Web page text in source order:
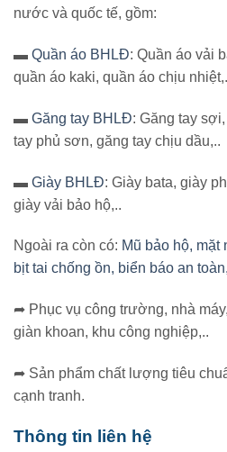
nước và quốc tế, gồm:
▬ Quần áo BHLĐ: Quần áo vải
quần áo kaki, quần áo chịu
▬ Găng tay BHLĐ: Găng tay
tay phủ sơn, găng tay chịu dầu,..
▬ Giày BHLĐ: Giày bata, giày
giày vải bảo hộ,..
Ngoài ra còn có: Mũ bảo hộ, mặt
bịt tai chống ồn, biển báo an
➦ Phục vụ công trường, nhà
giàn khoan, khu công nghiệp,..
➦ Sản phẩm chất lượng tiêu
cạnh tranh.
Thông tin liên hệ